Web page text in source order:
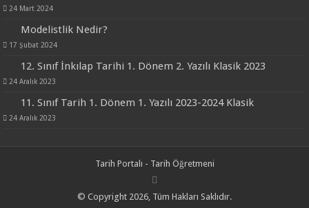
24 Mart 2024
Modelistlik Nedir?
17 Şubat 2024
12. Sınıf İnkılap Tarihi 1. Dönem 2. Yazılı Klasik 2023
24 Aralık 2023
11. Sınıf Tarih 1. Dönem 1. Yazılı 2023-2024 Klasik
24 Aralık 2023
Tarih Portalı - Tarih Öğretmeni
© Copyright 2026, Tüm Hakları Saklıdır.